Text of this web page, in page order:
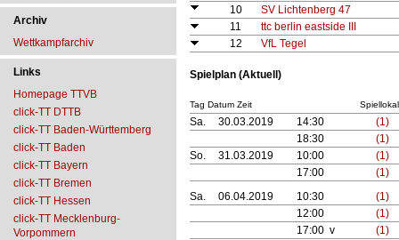
Archiv
Wettkampfarchiv
Links
Homepage TTVB
click-TT DTTB
click-TT Baden-Württemberg
click-TT Baden
click-TT Bayern
click-TT Bremen
click-TT Hessen
click-TT Mecklenburg-
Vorpommern
10
SV Lichtenberg 47
11
ttc berlin eastside III
12
VfL Tegel
Spielplan (Aktuell)
Tag Datum Zeit Spiellokal
Sa. 30.03.2019 14:30
(1)
18:30
(1)
So.
31.03.2019 10:00
(1)
17:00
(1)
Sa.
06.04.2019 10:30
(1)
12:00
(1)
17:00 v
(1)